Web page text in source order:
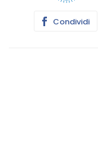
Condividi